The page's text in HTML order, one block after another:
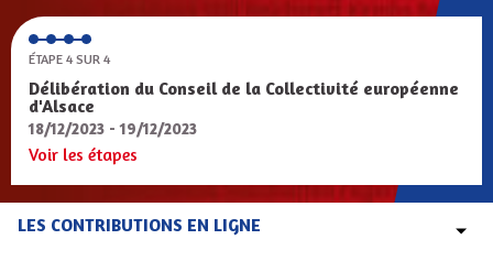
ÉTAPE 4 SUR 4
Délibération du Conseil de la Collectivité européenne
d'Alsace
18/12/2023 - 19/12/2023
Voir les étapes
LES CONTRIBUTIONS EN LIGNE